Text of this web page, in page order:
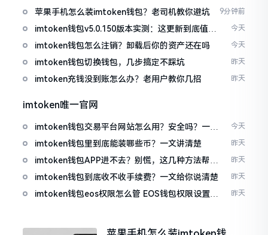
苹果手机怎么装imtoken钱包？老司机教你避坑 9分钟前
imtoken钱包v5.0.150版本实测：这更新到底值不
值得升
今天
imtoken钱包怎么注销？卸载后你的资产还在吗 今天
imtoken钱包切换钱包，几步搞定不踩坑 昨天
imtoken充钱没到账怎么办？老用户教你几招 昨天
imtoken唯一官网
imtoken钱包交易平台网站怎么用？安全吗？一文
讲清真实功能
今天
imtoken钱包里到底能装哪些币？一文讲清楚 昨天
imtoken钱包APP进不去？别慌，这几种方法帮你
快速解决
昨天
imtoken钱包到底收不收手续费？一文给你说清楚 昨天
imtoken钱包eos权限怎么管 EOS钱包权限设置方
昨天